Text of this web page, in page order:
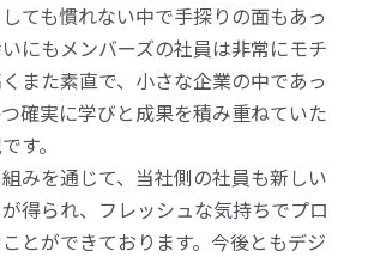
ても慣れない中で手探りの面もあっ
にもメンバーズの社員は非常にモチ
また素直で、小さな企業の中であっ
確実に学びと成果を積み重ねていた
す。
みを通じて、当社側の社員も新しい
得られ、フレッシュな気持ちでプロ
とができております。今後ともデジ